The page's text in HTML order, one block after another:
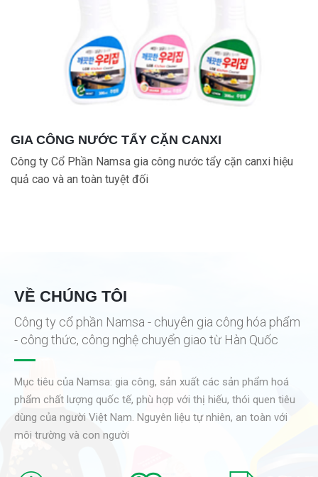
GIA CÔNG NƯỚC TẨY CẶN CANXI
Công ty Cổ Phần Namsa gia công nước tẩy cặn canxi hiệu
quả cao và an toàn tuyệt đối
VỀ CHÚNG TÔI
Công ty cổ phần Namsa - chuyên gia công hóa phẩm
- công thức, công nghệ chuyển giao từ Hàn Quốc
Mục tiêu của Namsa: gia công, sản xuất các sản phẩm hoá
phẩm chất lượng quốc tế, phù hợp với thị hiếu, thói quen tiêu
dùng của người Việt Nam. Nguyên liệu tự nhiên, an toàn với
môi trường và con người